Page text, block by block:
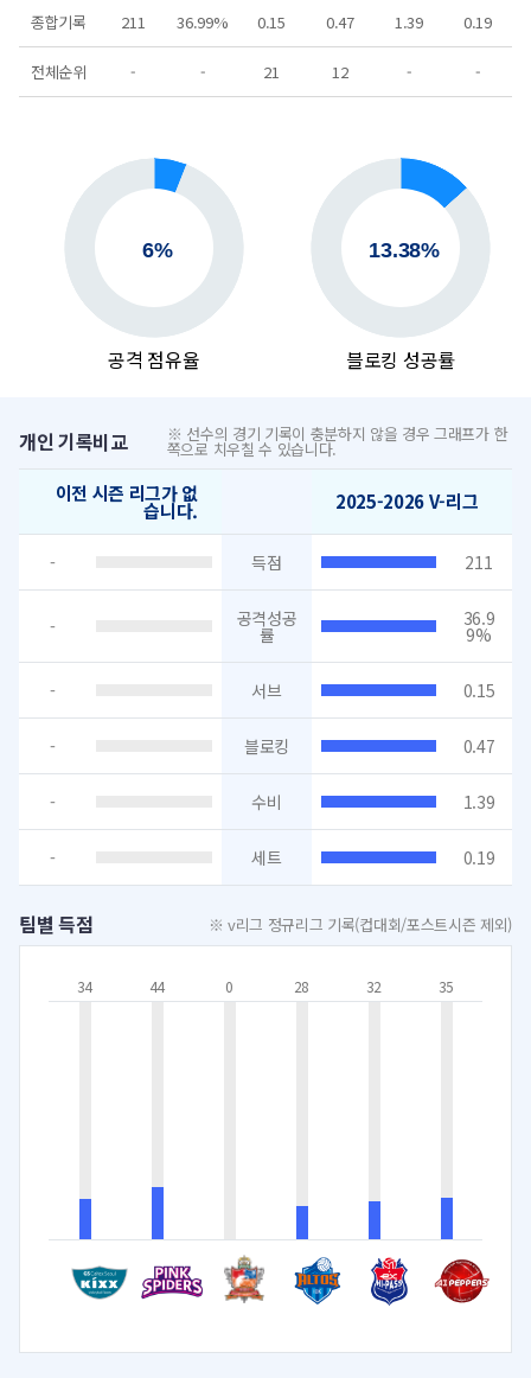
종합기록 211 36.99% 0.15 0.47 1.39 0.19
전체순위 - - 21 12 - -
공격 점유율 블로킹 성공률
개인 기록비교 ※ 선수의 경기 기록이 충분하지 않을 경우 그래프가 한
쪽으로 치우칠 수 있습니다.
이전 시즌 리그가 없
습니다. 2025-2026 V-리그
- 득점 211
- 공격성공
률
36.9
9%
- 서브 0.15
- 블로킹 0.47
- 수비 1.39
- 세트 0.19
팀별 득점 ※ v리그 정규리그 기록(컵대회/포스트시즌 제외)
34 44 0 28 32 35